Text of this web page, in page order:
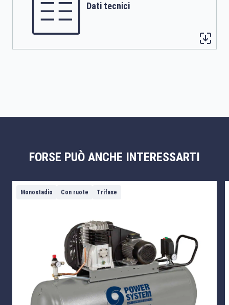
Dati tecnici
FORSE PUÒ ANCHE INTERESSARTI
Monostadio Con ruote Trifase